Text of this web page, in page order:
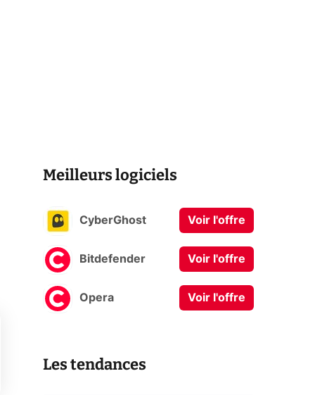
Meilleurs logiciels
CyberGhost Voir l'offre
Bitdefender Voir l'offre
Opera Voir l'offre
Les tendances